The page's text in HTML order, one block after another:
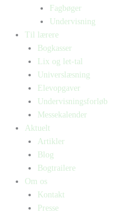
Fagbøger
Undervisning
Til lærere
Bogkasser
Lix og let-tal
Universlæsning
Elevopgaver
Undervisningsforløb
Messekalender
Aktuelt
Artikler
Blog
Bogtrailere
Om os
Kontakt
Presse